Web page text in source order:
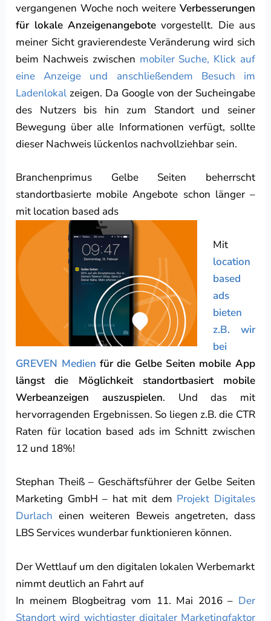
vergangenen Woche noch weitere Verbesserungen
für lokale Anzeigenangebotevorgestellt. Die aus
meiner Sicht gravierendeste Veränderung wird sich
beim Nachweis zwischen mobiler Suche, Klick auf
eine Anzeige und anschließendem Besuch im
Ladenlokal zeigen. Da Google von der Sucheingabe
des Nutzers bis hin zum Standort und seiner
Bewegung über alle Informationen verfügt, sollte
dieser Nachweis lückenlos nachvollziehbar sein.
Branchenprimus Gelbe Seiten beherrscht
standortbasierte mobile Angebote schon länger –
mit location based ads
Mit
location
based
ads
bieten
z.B. wir
bei
GREVEN Medien für die Gelbe Seiten mobile App
längst die Möglichkeit standortbasiert mobile
Werbeanzeigen auszuspielen. Und das mit
hervorragenden Ergebnissen. So liegen z.B. die CTR
Raten für location based ads im Schnitt zwischen
12 und 18%!
Stephan Theiß – Geschäftsführer der Gelbe Seiten
Marketing GmbH – hat mit dem Projekt Digitales
Durlach einen weiteren Beweis angetreten, dass
LBS Services wunderbar funktionieren können.
Der Wettlauf um den digitalen lokalen Werbemarkt
nimmt deutlich an Fahrt auf
In meinem Blogbeitrag vom 11. Mai 2016 – Der
Standort wird wichtigster digitaler Marketingfaktor